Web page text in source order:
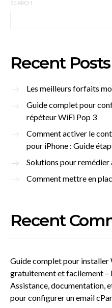
SEARCH
Recent Posts
Les meilleurs forfaits
Guide complet pour
répéteur WiFi Pop 3
Comment activer le
pour iPhone : Guide
Solutions pour remédier
Comment mettre en
Recent
Guide complet pour installer
gratuitement et facilement –
Assistance, documentation,
pour configurer un email